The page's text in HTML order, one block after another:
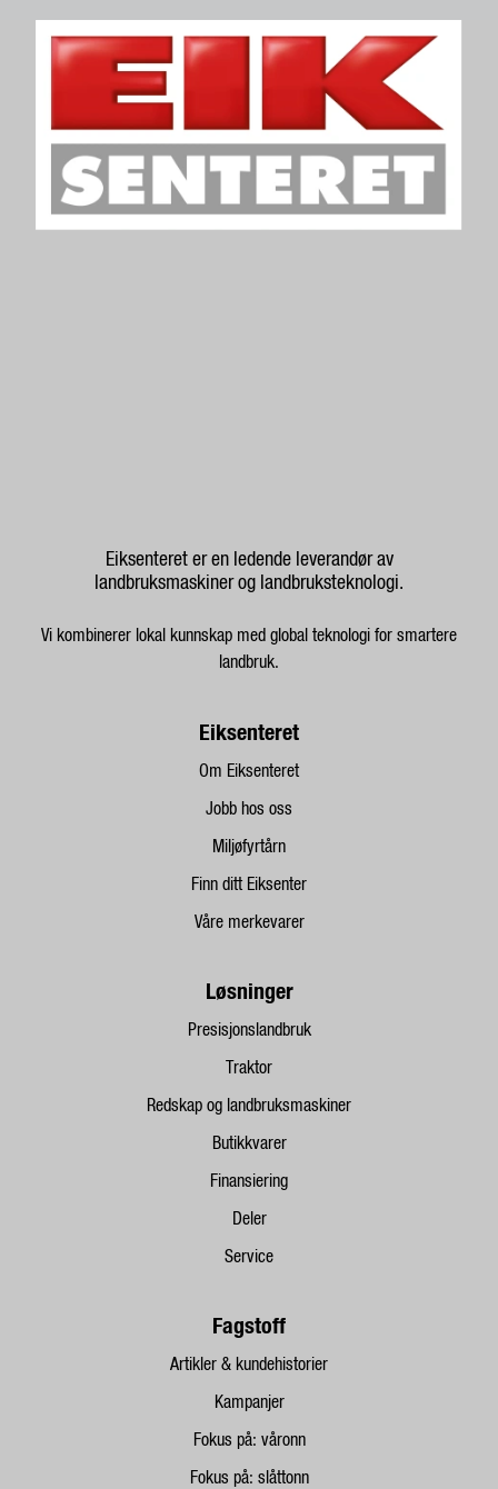
Eiksenteret
Om Eiksenteret
Jobb hos oss
Miljøfyrtårn
Finn ditt Eiksenter
Våre merkevarer
Løsninger
Presisjonslandbruk
Traktor
Redskap og landbruksmaskiner
Butikkvarer
Finansiering
Deler
Service
Fagstoff
Artikler & kundehistorier
Kampanjer
Fokus på: våronn
Fokus på: slåttonn
Eiksenteret er en ledende leverandør av
landbruksmaskiner og landbruksteknologi.
Vi kombinerer lokal kunnskap med global teknologi for smartere
landbruk.